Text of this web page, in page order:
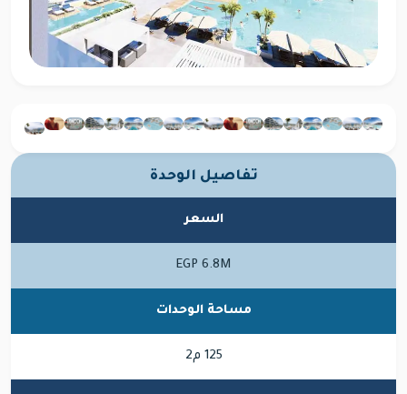
تفاصيل الوحدة
السعر
EGP 6.8M
مساحة الوحدات
125 م2